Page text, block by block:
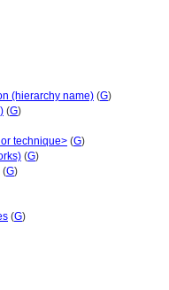
(hierarchy name) (G)
(G)
technique> (G)
(G)
(G)
(G)